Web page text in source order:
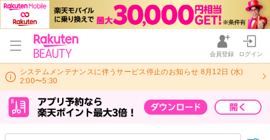
会員登録 ログイン
システムメンテナンスに伴うサービス停止のお知らせ 8月12日 (水)
2:00〜5:30